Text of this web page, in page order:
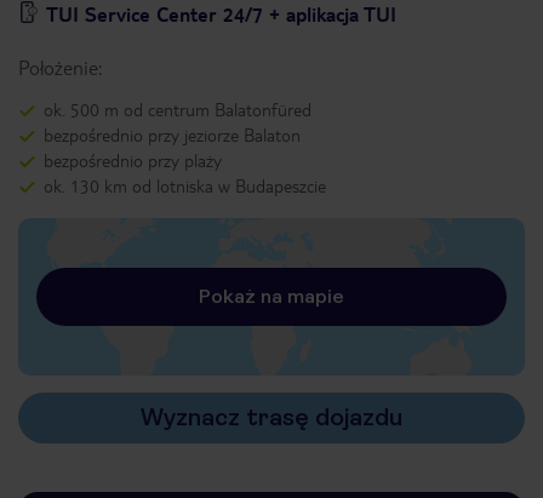
TUI Service Center 24/7 + aplikacja TUI
Położenie:
ok. 500 m od centrum Balatonfüred
bezpośrednio przy jeziorze Balaton
bezpośrednio przy plaży
ok. 130 km od lotniska w Budapeszcie
Pokaż na mapie
Wyznacz trasę dojazdu